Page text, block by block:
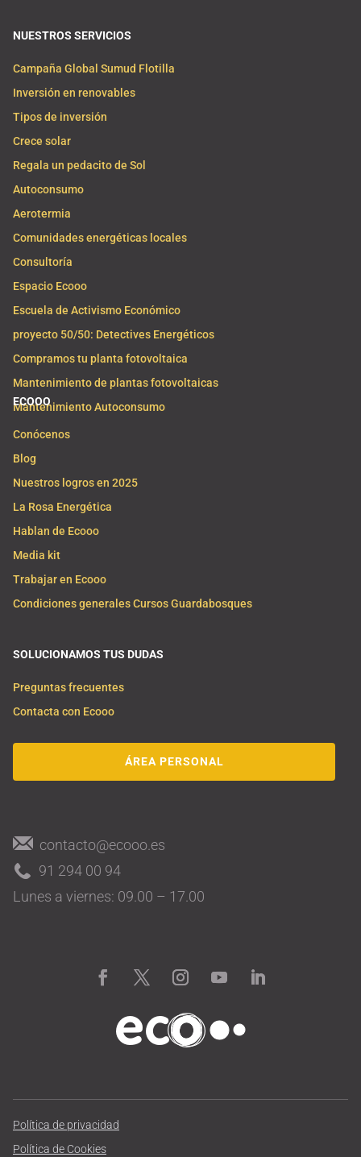
NUESTROS SERVICIOS
Campaña Global Sumud Flotilla
Inversión en renovables
Tipos de inversión
Crece solar
Regala un pedacito de Sol
Autoconsumo
Aerotermia
Comunidades energéticas locales
Consultoría
Espacio Ecooo
Escuela de Activismo Económico
proyecto 50/50: Detectives Energéticos
Compramos tu planta fotovoltaica
Mantenimiento de plantas fotovoltaicas
Mantenimiento Autoconsumo
ECOOO
Conócenos
Blog
Nuestros logros en 2025
La Rosa Energética
Hablan de Ecooo
Media kit
Trabajar en Ecooo
Condiciones generales Cursos Guardabosques
SOLUCIONAMOS TUS DUDAS
Preguntas frecuentes
Contacta con Ecooo
ÁREA PERSONAL
contacto@ecooo.es
91 294 00 94
Lunes a viernes: 09.00 – 17.00
Política de privacidad
Política de Cookies